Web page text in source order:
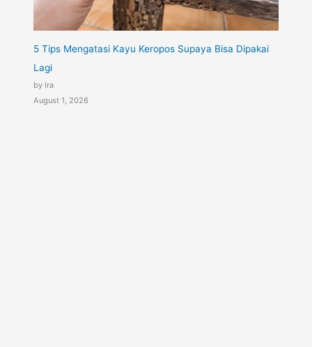
5 Tips Mengatasi Kayu Keropos Supaya Bisa Dipakai
Lagi
by Ira
August 1, 2026